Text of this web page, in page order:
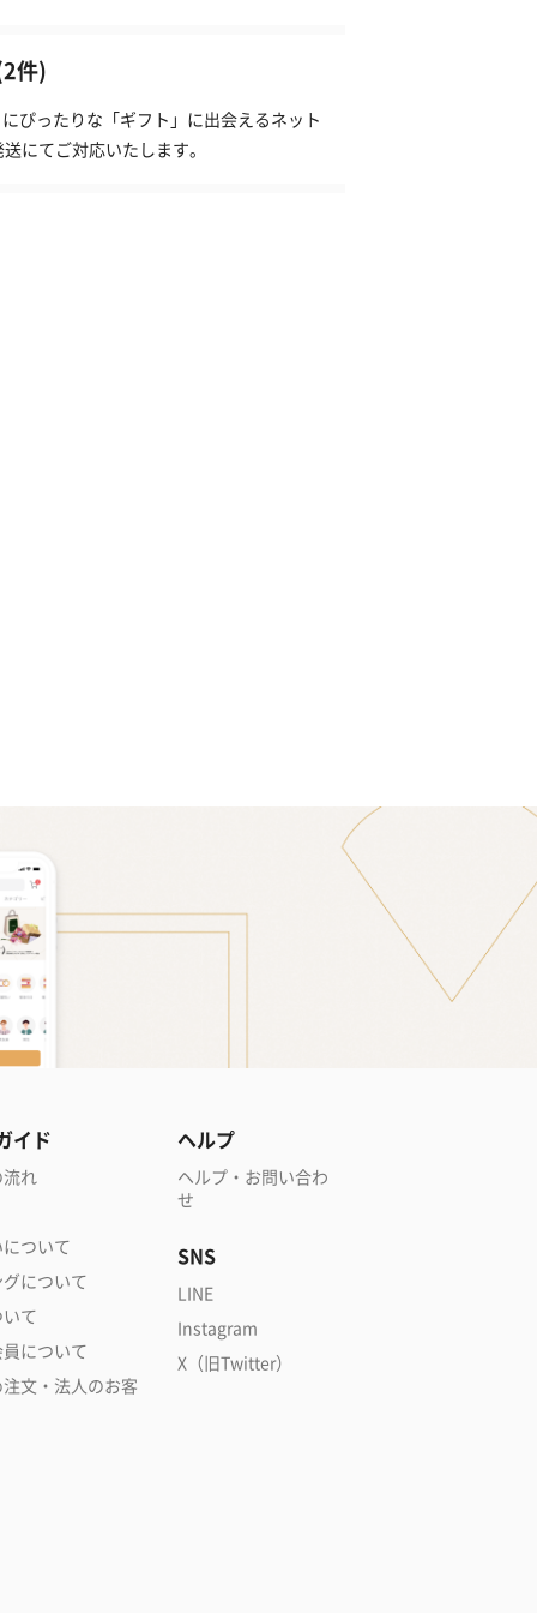
件)
ぴったりな「ギフト」に出会えるネット
にてご対応いたします。
イド
れ
ついて
について
て
について
文・法人のお客
ヘルプ
ヘルプ・お問い合わ
せ
SNS
LINE
Instagram
X（旧Twitter）